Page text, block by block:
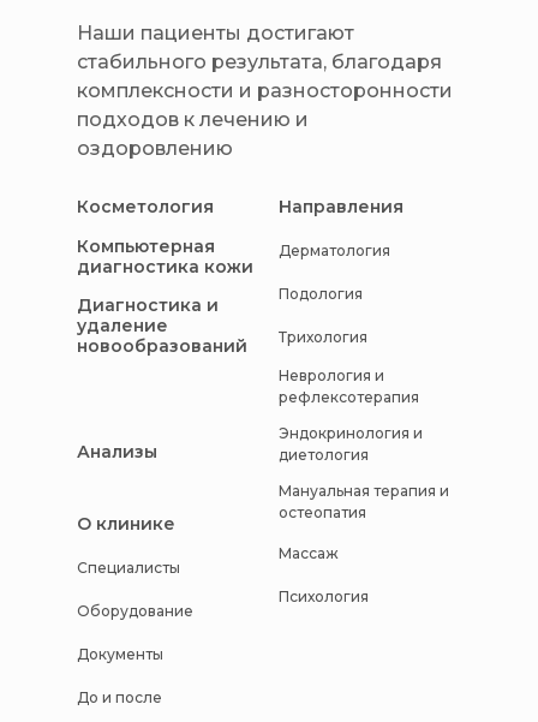
Косметология Направления
Анализы
О клинике
Компьютерная
диагностика кожи
Диагностика и
удаление
новообразований
Мануальная терапия и
остеопатия
Специалисты
Дерматология
Оборудование
Подология
Документы
Трихология
Массаж
До и после
Неврология и
рефлексотерапия
Психология
Эндокринология и
диетология
Наши пациенты достигают
стабильного результата, благодаря
комплексности и разносторонности
подходов к лечению и
оздоровлению